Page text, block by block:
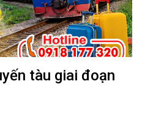
tàu giai đoạn